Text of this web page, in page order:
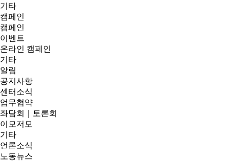
기타
캠페인
캠페인
이벤트
온라인 캠페인
기타
알림
공지사항
센터소식
업무협약
좌담회｜토론회
이모저모
기타
언론소식
노동뉴스